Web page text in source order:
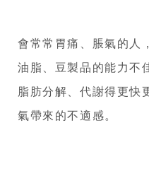
會常常胃痛、脹氣的人
油脂、豆製品的能力不
脂肪分解、代謝得更快
氣帶來的不適感。